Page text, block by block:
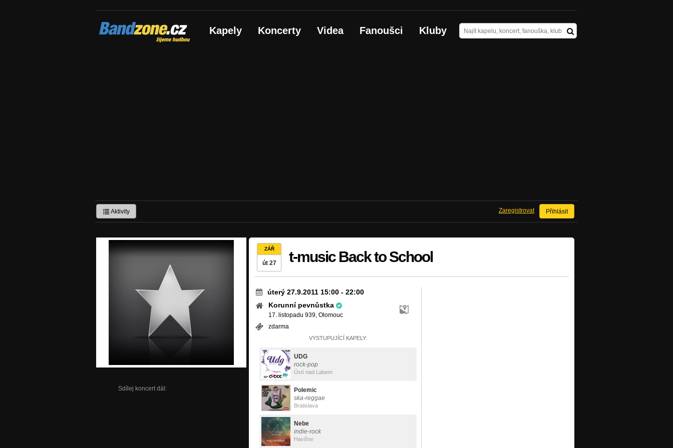
Bandzone.cz
žijeme hudbou Kapely Koncerty Videa Fanoušci Kluby
Aktivity Přihlásit
Zaregistrovat
Sdílej koncert dál:
ZÁŘ
út 27 t-music Back to School
úterý 27.9.2011 15:00 - 22:00
Korunní pevnůstka
17. listopadu 939, Olomouc
zdarma
VYSTUPUJÍCÍ KAPELY:
UDG
rock-pop
Ústí nad Labem
Polemic
ska-reggae
Bratislava
Nebe
indie-rock
Havířov